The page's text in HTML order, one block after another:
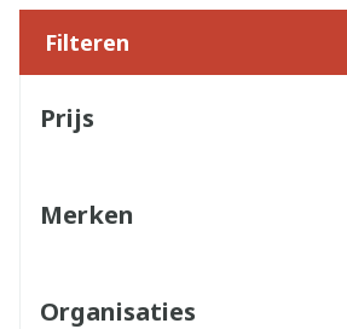
Filteren
Prijs
Merken
Organisaties